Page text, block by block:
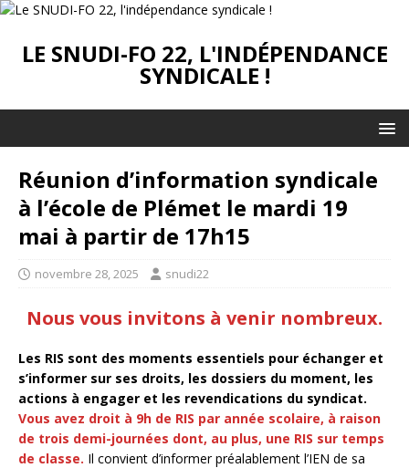
LE SNUDI-FO 22, L'INDÉPENDANCE
SYNDICALE !
Réunion d’information syndicale
à l’école de Plémet le mardi 19
mai à partir de 17h15
novembre 28, 2025 snudi22
Nous vous invitons à venir nombreux.
Les RIS sont des moments essentiels pour échanger et
s’informer sur ses droits, les dossiers du moment, les
actions à engager et les revendications du syndicat.
Vous avez droit à 9h de RIS par année scolaire, à raison
de trois demi-journées dont, au plus, une RIS sur temps
de classe. Il convient d’informer préalablement l’IEN de sa